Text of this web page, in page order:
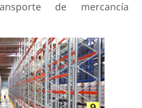
de mercancía